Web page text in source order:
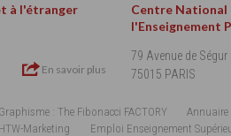
à l'étranger
En savoir plus
Centre National
l'Enseignement
79 Avenue de Ségur
75015 PARIS
Graphisme : The Fibonacci FACTORY
Annuaire
Marketing
Emploi Enseignement